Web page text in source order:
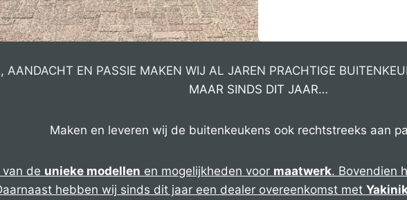
AANDACHT EN PASSIE MAKEN WIJ AL JAREN PRACHTIGE
MAAR SINDS DIT JAAR…
Maken en leveren wij de buitenkeukens ook rechtstreeks aan
de unieke modellen en mogelijkheden voor maatwerk. Bovendien
hebben wij sinds dit jaar een dealer overeenkomst met